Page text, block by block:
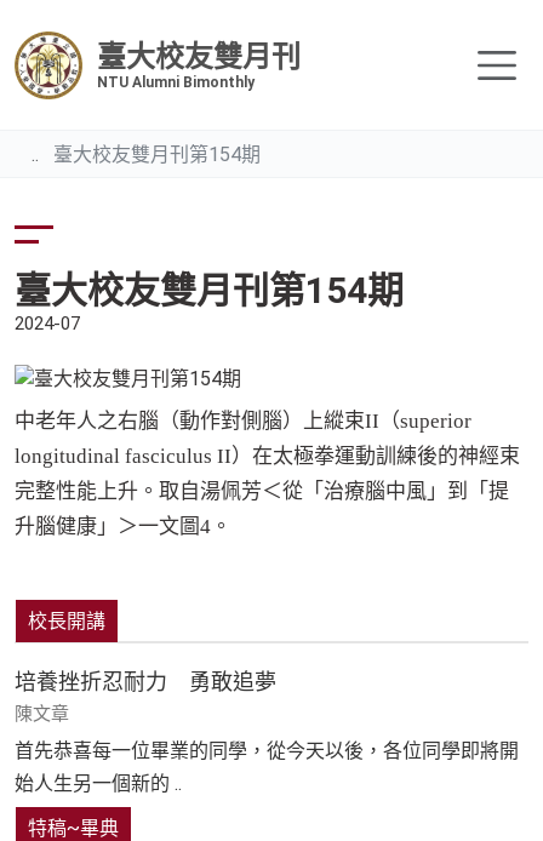
臺大校友雙月刊
NTU Alumni Bimonthly
臺大校友雙月刊第154期
臺大校友雙月刊第154期
2024-07
中老年人之右腦（動作對側腦）上縱束II （superior
longitudinal fasciculus II）在太極拳運動訓練後的神經束
完整性能上升。取自湯佩芳＜從「治療腦中風」到「提
升腦健康」＞一文圖4 。
校長開講
培養挫折忍耐力 勇敢追夢
陳文章
首先恭喜每一位畢業的同學，從今天以後，各位同學即將開
始人生另一個新的 ..
特稿~畢典